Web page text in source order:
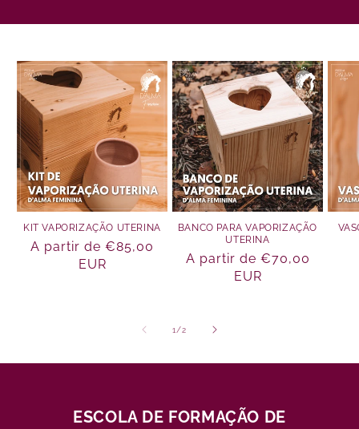
KIT VAPORIZAÇÃO UTERINA
Preço
A partir de €85,00
EUR
BANCO PARA VAPORIZAÇÃO
UTERINA
Preço
A partir de €70,00
EUR
1 /de
2
ESCOLA DE FORMAÇÃO DE